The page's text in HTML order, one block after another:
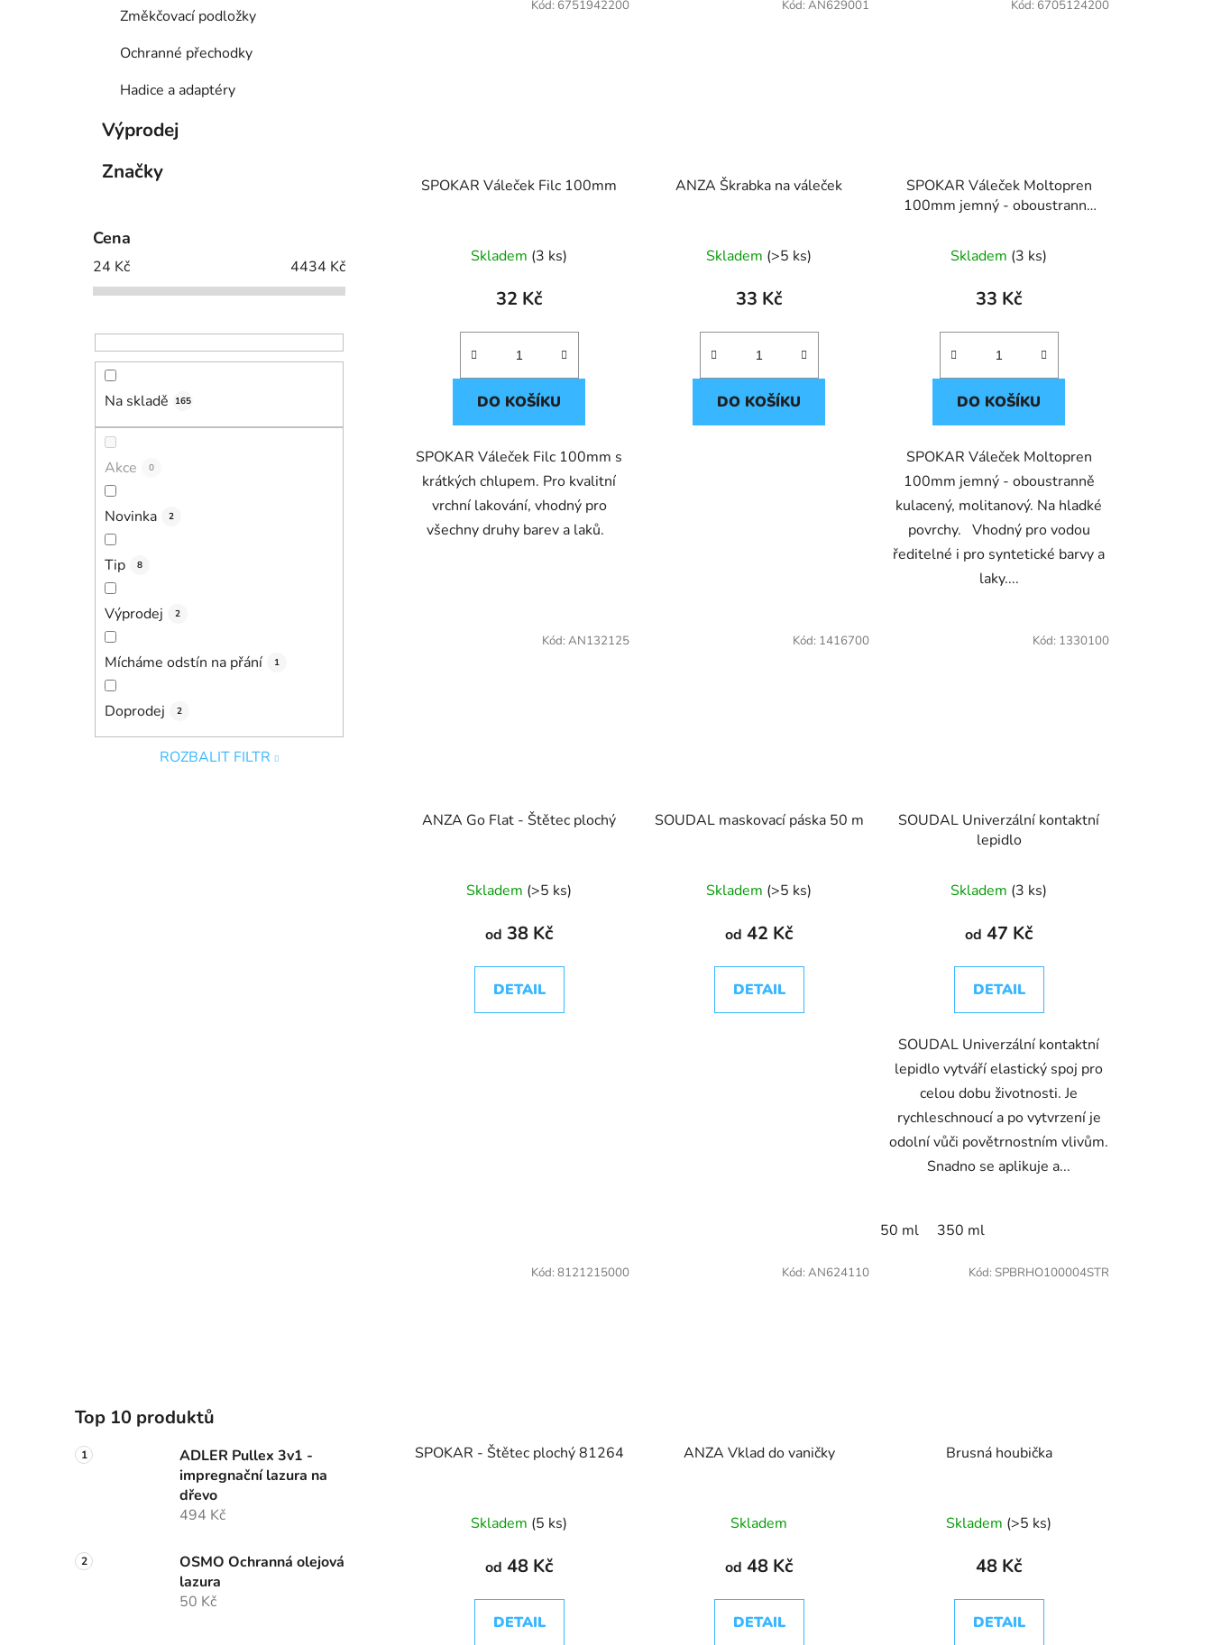
Změkčovací podložky
Ochranné přechodky
Hadice a adaptéry
Výprodej
Značky
Cena
24 Kč 4434 Kč
Na skladě 165
Akce 0
Novinka 2
Tip 8
Výprodej 2
Mícháme odstín na přání 1
Doprodej 2
ROZBALIT FILTR
Top 10 produktů
ADLER Pullex 3v1 -
impregnační lazura na
dřevo
494 Kč
OSMO Ochranná olejová
lazura
50 Kč
SPOKAR Váleček Filc 100mm
Skladem (3 ks)
32 Kč
DO KOŠÍKU
SPOKAR Váleček Filc 100mm s
krátkých chlupem. Pro kvalitní
vrchní lakování, vhodný pro
všechny druhy barev a laků.
Kód: 6751942200
ANZA Škrabka na váleček
Skladem (>5 ks)
33 Kč
DO KOŠÍKU
Kód: AN629001
SPOKAR Váleček Moltopren
100mm jemný - oboustranně
Skladem (3 ks)
33 Kč
DO KOŠÍKU
SPOKAR Váleček Moltopren
100mm jemný - oboustranně
kulacený, molitanový. Na hladké
povrchy. Vhodný pro vodou
ředitelné i pro syntetické barvy a
laky....
Kód: 6705124200
ANZA Go Flat - Štětec plochý
Skladem (>5 ks)
od 38 Kč
DETAIL
Kód: AN132125
SOUDAL maskovací páska 50 m
Skladem (>5 ks)
od 42 Kč
DETAIL
Kód: 1416700
SOUDAL Univerzální kontaktní
lepidlo
Skladem (3 ks)
od 47 Kč
DETAIL
SOUDAL Univerzální kontaktní
lepidlo vytváří elastický spoj pro
celou dobu životnosti. Je
rychleschnoucí a po vytvrzení je
odolní vůči povětrnostním vlivům.
Snadno se aplikuje a...
50 ml 350 ml
Kód: 1330100
SPOKAR - Štětec plochý 81264
Skladem (5 ks)
od 48 Kč
DETAIL
Kód: 8121215000
ANZA Vklad do vaničky
Skladem
od 48 Kč
DETAIL
Kód: AN624110
Brusná houbička
Skladem (>5 ks)
48 Kč
DETAIL
Kód: SPBRHO100004STR